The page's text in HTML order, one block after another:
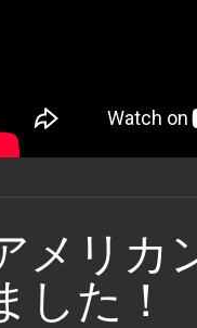
メリカ
した！